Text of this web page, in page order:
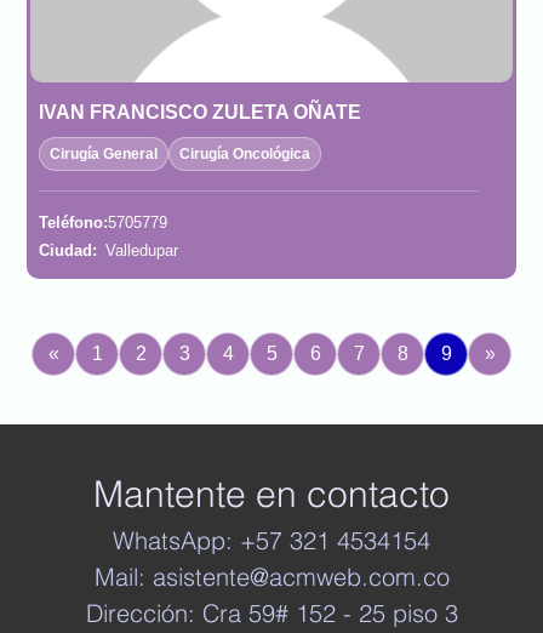
IVAN FRANCISCO ZULETA OÑATE
Cirugía General Cirugía Oncológica
Teléfono:5705779
Ciudad: Valledupar
« 1 2 3 4 5 6 7 8 9 »
Mantente en contacto
WhatsApp: +57 321 4534154
Mail: asistente@acmweb.com.co
Dirección: Cra 59# 152 - 25 piso 3